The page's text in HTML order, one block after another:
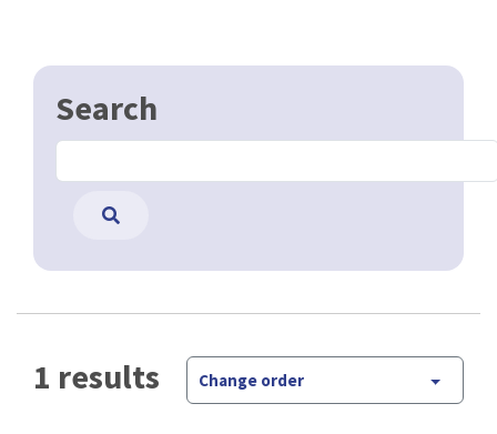
Search
1 results Change order